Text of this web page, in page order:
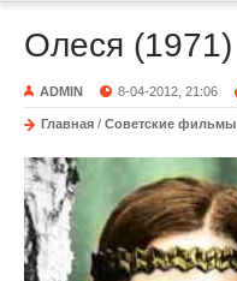
Олеся (1971)
ADMIN 8-04-2012, 21:06
Главная / Советские фильмы